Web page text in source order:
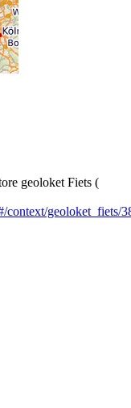
geoloket Fiets (
context/geoloket_fiets/